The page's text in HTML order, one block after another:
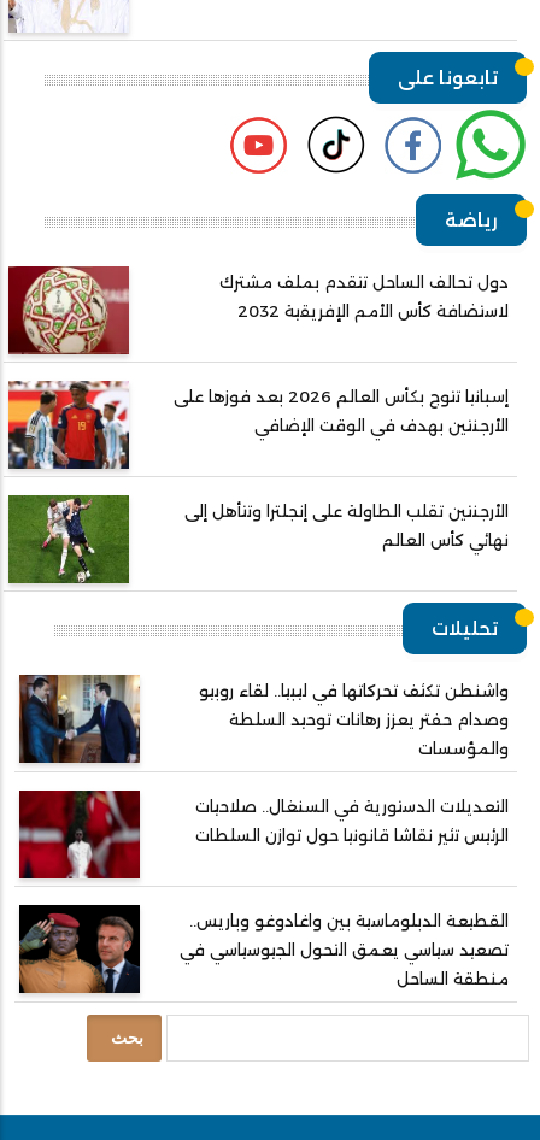
تابعونا على
رياضة
دول تحالف الساحل تتقدم بملف مشترك
لاستضافة كأس الأمم الإفريقية 2032
إسبانيا تتوج بكأس العالم 2026 بعد فوزها على
الأرجنتين بهدف في الوقت الإضافي
الأرجنتين تقلب الطاولة على إنجلترا وتتأهل إلى
نهائي كأس العالم
تحليلات
واشنطن تكثف تحركاتها في ليبيا.. لقاء روبيو
وصدام حفتر يعزز رهانات توحيد السلطة
والمؤسسات
التعديلات الدستورية في السنغال.. صلاحيات
الرئيس تثير نقاشا قانونيا حول توازن السلطات
القطيعة الدبلوماسية بين واغادوغو وباريس..
تصعيد سياسي يعمق التحول الجيوسياسي في
منطقة الساحل